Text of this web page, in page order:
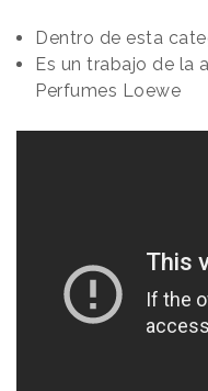
Dentro de esta
Es un trabajo de la
Perfumes Loewe